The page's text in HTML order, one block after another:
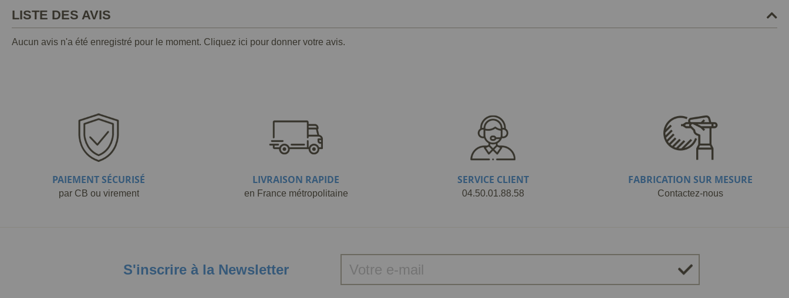
LISTE DES AVIS
Aucun avis n'a été enregistré pour le moment. Cliquez ici pour donner votre avis.
PAIEMENT SÉCURISÉ
par CB ou virement
LIVRAISON RAPIDE
en France métropolitaine
SERVICE CLIENT
04.50.01.88.58
FABRICATION SUR MESURE
Contactez-nous
S'inscrire à la Newsletter